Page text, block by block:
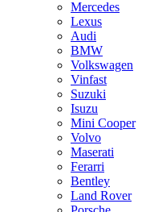
Mercedes
Lexus
Audi
BMW
Volkswagen
Vinfast
Suzuki
Isuzu
Mini Cooper
Volvo
Maserati
Ferarri
Bentley
Land Rover